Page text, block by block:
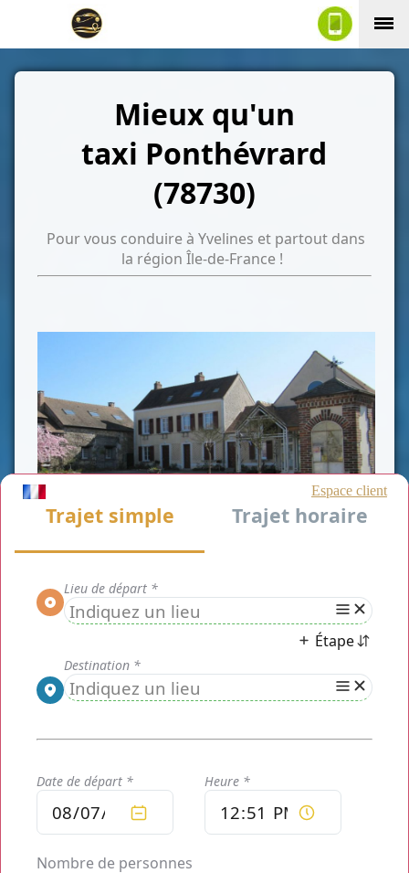
Mieux qu'un
taxi Ponthévrard
(78730)
Pour vous conduire à Yvelines et partout dans
la région Île-de-France !
CLASSE AFFAIRE